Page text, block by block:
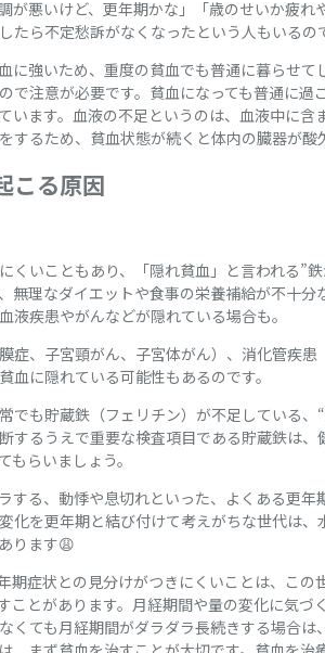
が悪いけど、更年期かな」「歳のせいか疲
たら不定愁訴がなくなったという人もいるの
に強いため、重度の貧血でも普通に暮らせ
で注意が必要です。貧血になっても普通に
います。血液の不足というのは、血液中に
するため、貧血状態が続くと体内の臓器が酸
こる原因
くいこともあり、「隠れ貧血」と言われる”
無理なダイエットや食事の栄養補給が不十
液疾患やがんなどが隠れている場合も。
症、子宮頸がん、子宮体がん）、消化管疾
血に隠れている可能性もあるのです。
でも貯蔵鉄（フェリチン）が不足している
するうえで重要な検査項目である貯蔵鉄は
もらいましょう。
する、動悸や息切れといった、よくある更
化を更年期と結び付けて考えがちな世代は
ります😩
期症状との見分けがつきにくいことは、こ
ことがあります。月経期間や量の変化に気
くても月経期間がダラダラ長続きする場合